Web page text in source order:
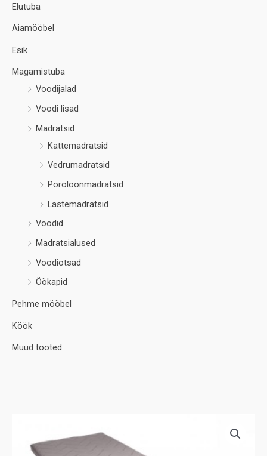
Elutuba
Aiamööbel
Esik
Magamistuba
Voodijalad
Voodi lisad
Madratsid
Kattemadratsid
Vedrumadratsid
Poroloonmadratsid
Lastemadratsid
Voodid
Madratsialused
Voodiotsad
Öökapid
Pehme mööbel
Köök
Muud tooted